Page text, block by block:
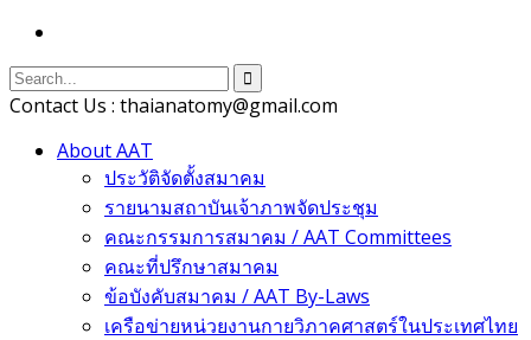
Contact Us : thaianatomy@gmail.com
About AAT
ประวัติจัดตั้งสมาคม
รายนามสถาบันเจ้าภาพจัดประชุม
คณะกรรมการสมาคม / AAT Committees
คณะที่ปรึกษาสมาคม
ข้อบังคับสมาคม / AAT By-Laws
เครือข่ายหน่วยงานกายวิภาคศาสตร์ในประเทศไทย